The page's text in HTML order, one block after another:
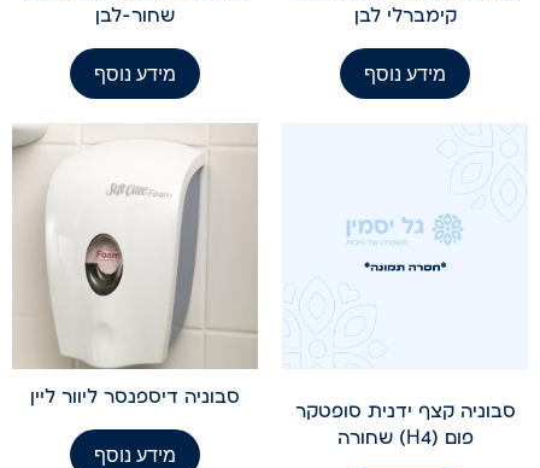
קימברלי לבן
מידע נוסף
שחור-לבן
מידע נוסף
סבוניה קצף ידנית סופטקר
פום (H4) שחורה
סבוניה דיספנסר ליוור ליין
מידע נוסף